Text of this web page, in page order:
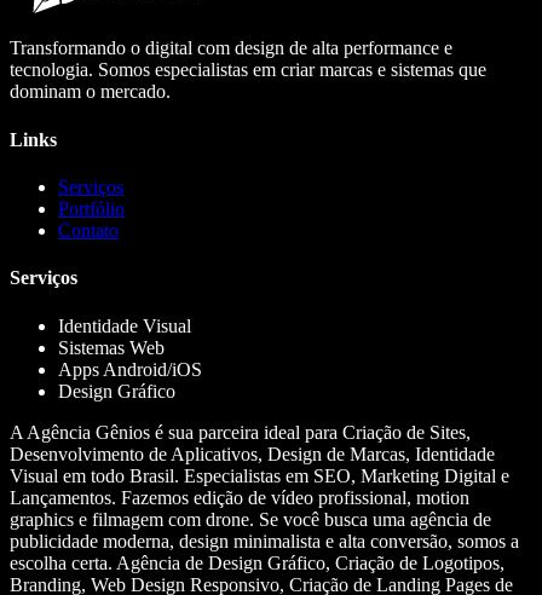
Transformando o digital com design de alta performance e
tecnologia. Somos especialistas em criar marcas e sistemas que
dominam o mercado.
Links
Serviços
Portfólio
Contato
Serviços
Identidade Visual
Sistemas Web
Apps Android/iOS
Design Gráfico
A Agência Gênios é sua parceira ideal para Criação de Sites,
Desenvolvimento de Aplicativos, Design de Marcas, Identidade
Visual em todo Brasil. Especialistas em SEO, Marketing Digital e
Lançamentos. Fazemos edição de vídeo profissional, motion
graphics e filmagem com drone. Se você busca uma agência de
publicidade moderna, design minimalista e alta conversão, somos a
escolha certa. Agência de Design Gráfico, Criação de Logotipos,
Branding, Web Design Responsivo, Criação de Landing Pages de